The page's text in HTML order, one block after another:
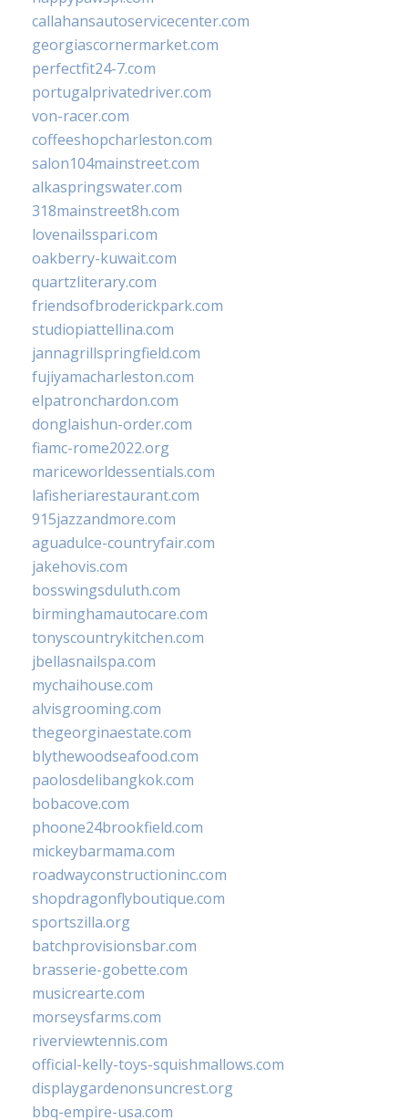
callahansautoservicecenter.com
georgiascornermarket.com
perfectfit24-7.com
portugalprivatedriver.com
von-racer.com
coffeeshopcharleston.com
salon104mainstreet.com
alkaspringswater.com
318mainstreet8h.com
lovenailsspari.com
oakberry-kuwait.com
quartzliterary.com
friendsofbroderickpark.com
studiopiattellina.com
jannagrillspringfield.com
fujiyamacharleston.com
elpatronchardon.com
donglaishun-order.com
fiamc-rome2022.org
mariceworldessentials.com
lafisheriarestaurant.com
915jazzandmore.com
aguadulce-countryfair.com
jakehovis.com
bosswingsduluth.com
birminghamautocare.com
tonyscountrykitchen.com
jbellasnailspa.com
mychaihouse.com
alvisgrooming.com
thegeorginaestate.com
blythewoodseafood.com
paolosdelibangkok.com
bobacove.com
phoone24brookfield.com
mickeybarmama.com
roadwayconstructioninc.com
shopdragonflyboutique.com
sportszilla.org
batchprovisionsbar.com
brasserie-gobette.com
musicrearte.com
morseysfarms.com
riverviewtennis.com
official-kelly-toys-squishmallows.com
displaygardenonsuncrest.org
bbq-empire-usa.com